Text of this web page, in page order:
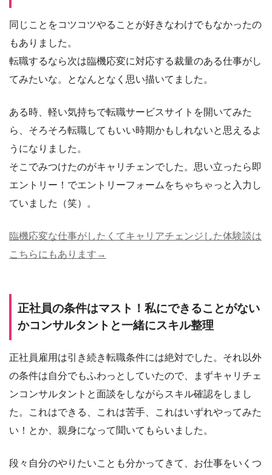
同じことをコツコツやることが好きなわけでもなかったの
もありました。
転職するなら次は臨機応変に対応する裁量のある仕事がし
てみたいな。となんとなく思い描いてました。
ある時、軽い気持ちで転職サービスサイトを開いてみた
ら、そろそろ転職してもいい時期かもしれないと思えるよ
うになりました。
そこでみつけたのがキャリチェンでした。思い立ったら即
エントリー！でエントリーフォームをちゃちゃっと入力し
ていました（笑）。
臨機応変な仕事がしたくてキャリアチェンジした体験談は
こちらにもあります→
正社員の条件はマスト！私にできることがない
かコンサルタントと一緒にスキル整理
正社員雇用は引き続き転職条件には絶対でした。それ以外
の条件は自分でもふわっとしていたので、まずキャリチェ
ンコンサルタントと面談をしながらスキル確認をしまし
た。これはできる、これは苦手、これはいずれやってみた
い！とか、親身になって聞いてもらいました。
段々自分のやりたいことも分かってきて、お仕事をいくつ